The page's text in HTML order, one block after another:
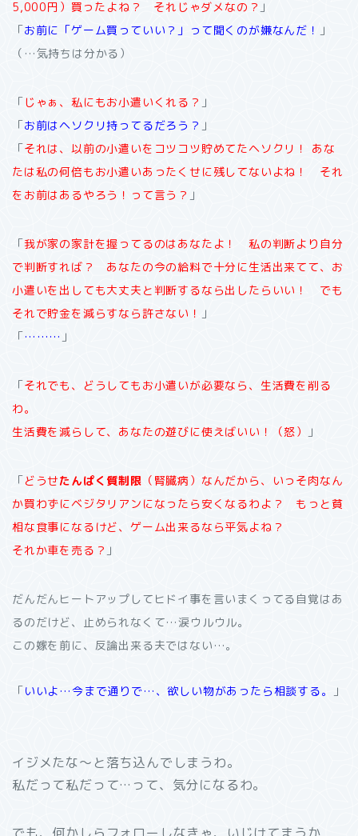
5,000円）買ったよね？ それじゃダメなの？ 」
「お前に「ゲーム買っていい？」って聞くのが嫌なんだ！
」
（…気持ちは分かる）
「じゃぁ、私にもお小遣いくれる？ 」
「お前はヘソクリ持ってるだろう？ 」
「それは、以前の小遣いをコツコツ貯めてたヘソクリ！ あな
たは私の何倍もお小遣いあったくせに残してないよね！ それ
をお前はあるやろう！って言う？ 」
「我が家の家計を握ってるのはあなたよ！ 私の判断より自分
で判断すれば？ あなたの今の給料で十分に生活出来てて、お
小遣いを出しても大丈夫と判断するなら出したらいい！ でも
それで貯金を減らすなら許さない！
」
「……… 」
「それでも、どうしてもお小遣いが必要なら、生活費を削る
わ。
生活費を減らして、あなたの遊びに使えばいい！（怒）
」
「どうせたんぱく質制限 （腎臓病）なんだから、いっそ肉なん
か買わずにベジタリアンになったら安くなるわよ？ もっと貧
相な食事になるけど、ゲーム出来るなら平気よね？
それか車を売る？ 」
だんだんヒートアップしてヒドイ事を言いまくってる自覚はあ
るのだけど、止められなくて…涙ウルウル。
この嫁を前に、反論出来る夫ではない…。
「いいよ…今まで通りで…、欲しい物があったら相談する。 」
イジメたな～と落ち込んでしまうわ。
私だって私だって…って、気分になるわ。